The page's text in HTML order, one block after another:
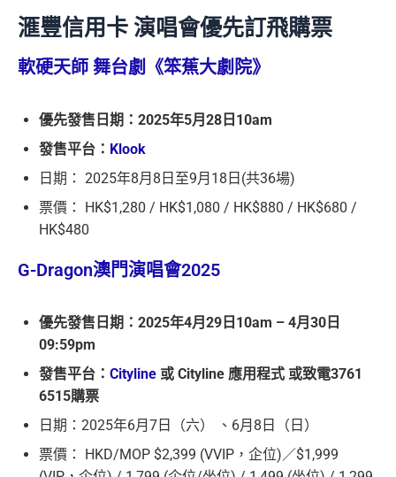
滙豐信用卡 演唱會優先訂飛購票
軟硬天師 舞台劇《笨蕉大劇院》
優先發售日期：2025年5月28日10am
發售平台： Klook
日期： 2025年8月8日至9月18日(共36場)
票價： HK$1,280 / HK$1,080 / HK$880 / HK$680 /
HK$480
G-Dragon澳門演唱會2025
優先發售日期：2025年4月29日10am – 4月30日
09:59pm
發售平台： Cityline 或 Cityline 應用程式 或致電3761
6515購票
日期：2025年6月7日（六） 、6月8日（日）
票價： HKD/MOP $2,399 (VVIP，企位)／$1,999